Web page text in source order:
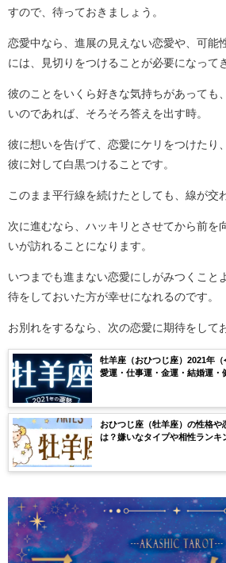
すので、待っておきましょう。
恋愛中なら、進展の見えない恋愛や、可能
には、見切りをつけることが必要になって
彼のことをいくら好きな気持ちがあっても
いのであれば、そろそろ答えを出す時。
彼に想いを告げて、恋愛にケリをつけたり
彼に対して白黒つけることです。
このまま平行線を続けたとしても、線が交
次に進むなら、ハッキリとさせてから前を
いが訪れることになります。
いつまでも進まない恋愛にしがみつくこと
待をしておいた方が幸せになれるのです。
お別れをするなら、次の恋愛に期待をして
牡羊座（おひつじ座）2021年
愛運・仕事運・金運・結婚運・
おひつじ座（牡羊座）の性格
は？嫌いなタイプや相性ランキ